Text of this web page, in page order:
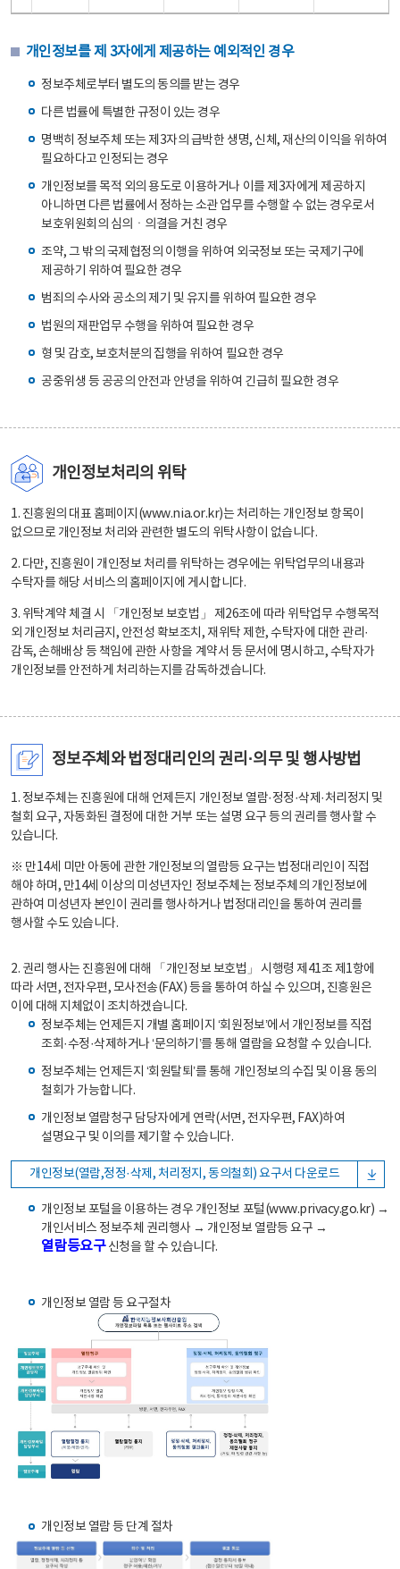
개인정보를 제 3자에게 제공하는 예외적인 경우
정보주체로부터 별도의 동의를 받는 경우
다른 법률에 특별한 규정이 있는 경우
명백히 정보주체 또는 제3자의 급박한 생명, 신체, 재산의 이익을 위하여
필요하다고 인정되는 경우
개인정보를 목적 외의 용도로 이용하거나 이를 제3자에게 제공하지
아니하면 다른 법률에서 정하는 소관 업무를 수행할 수 없는 경우로서
보호위원회의 심의ㆍ의결을 거친 경우
조약, 그 밖의 국제협정의 이행을 위하여 외국정보 또는 국제기구에
제공하기 위하여 필요한 경우
범죄의 수사와 공소의 제기 및 유지를 위하여 필요한 경우
법원의 재판업무 수행을 위하여 필요한 경우
형 및 감호, 보호처분의 집행을 위하여 필요한 경우
공중위생 등 공공의 안전과 안녕을 위하여 긴급히 필요한 경우
개인정보처리의 위탁
1. 진흥원의 대표 홈페이지(www.nia.or.kr)는 처리하는 개인정보 항목이
없으므로 개인정보 처리와 관련한 별도의 위탁사항이 없습니다.
2. 다만, 진흥원이 개인정보 처리를 위탁하는 경우에는 위탁업무의 내용과
수탁자를 해당 서비스의 홈페이지에 게시합니다.
3. 위탁계약 체결 시 「개인정보 보호법」 제26조에 따라 위탁업무 수행목적
외 개인정보 처리금지, 안전성 확보조치, 재위탁 제한, 수탁자에 대한 관리·
감독, 손해배상 등 책임에 관한 사항을 계약서 등 문서에 명시하고, 수탁자가
개인정보를 안전하게 처리하는지를 감독하겠습니다.
정보주체와 법정대리인의 권리·의무 및 행사방법
1. 정보주체는 진흥원에 대해 언제든지 개인정보 열람·정정·삭제·처리정지 및
철회 요구, 자동화된 결정에 대한 거부 또는 설명 요구 등의 권리를 행사할 수
있습니다.
※ 만14세 미만 아동에 관한 개인정보의 열람등 요구는 법정대리인이 직접
해야 하며, 만14세 이상의 미성년자인 정보주체는 정보주체의 개인정보에
관하여 미성년자 본인이 권리를 행사하거나 법정대리인을 통하여 권리를
행사할 수도 있습니다.
2. 권리 행사는 진흥원에 대해 「개인정보 보호법」 시행령 제41조 제1항에
따라 서면, 전자우편, 모사전송(FAX) 등을 통하여 하실 수 있으며, 진흥원은
이에 대해 지체없이 조치하겠습니다.
정보주체는 언제든지 개별 홈페이지 ‘회원정보’에서 개인정보를 직접
조회·수정·삭제하거나 ‘문의하기’를 통해 열람을 요청할 수 있습니다.
정보주체는 언제든지 ‘회원탈퇴’를 통해 개인정보의 수집 및 이용 동의
철회가 가능합니다.
개인정보 열람청구 담당자에게 연락(서면, 전자우편, FAX)하여
설명요구 및 이의를 제기할 수 있습니다.
개인정보(열람,정정·삭제, 처리정지, 동의철회) 요구서 다운로드
개인정보 포털을 이용하는 경우 개인정보 포털(www.privacy.go.kr) →
개인서비스 정보주체 권리행사 → 개인정보 열람등 요구 →
열람등요구신청을 할 수 있습니다.
개인정보 열람 등 요구절차
개인정보 열람 등 단계 절차